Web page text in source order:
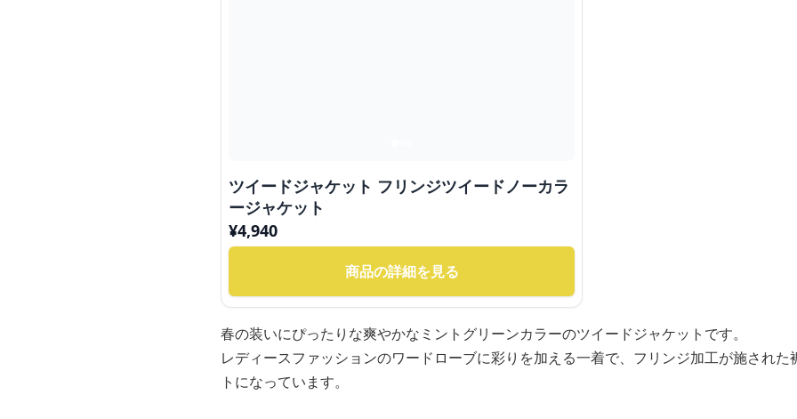
ツイードジャケット フリンジツイードノーカラ
ージャケット
¥4,940
商品の詳細を見る
春の装いにぴったりな爽やかなミントグリーンカラーのツイードジャケットです。
レディースファッションのワードローブに彩りを加える一着で、フリンジ加工が施され
トになっています。